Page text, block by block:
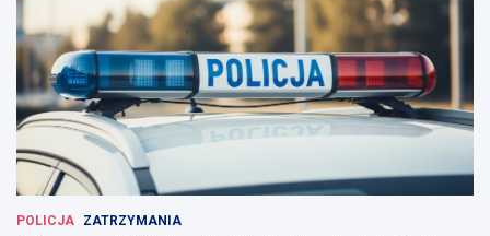
POLICJA ZATRZYMANIA